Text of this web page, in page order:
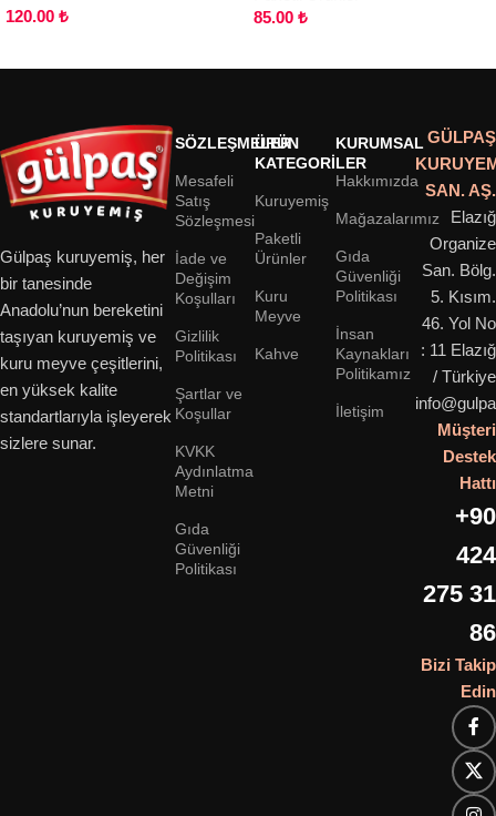
120.00 ₺
85.00 ₺
Gülpaş kuruyemiş, her
bir tanesinde
Anadolu’nun bereketini
taşıyan kuruyemiş ve
kuru meyve çeşitlerini,
en yüksek kalite
standartlarıyla işleyerek
sizlere sunar.
SÖZLEŞMELER
Mesafeli
Satış
Sözleşmesi
İade ve
Değişim
Koşulları
Gizlilik
Politikası
Şartlar ve
Koşullar
KVKK
Aydınlatma
Metni
Gıda
Güvenliği
Politikası
ÜRÜN
KATEGORILER
Kuruyemiş
Paketli
Ürünler
Kuru
Meyve
Kahve
KURUMSAL
Hakkımızda
Mağazalarımız
Gıda
Güvenliği
Politikası
İnsan
Kaynakları
Politikamız
İletişim
GÜLPAŞ
SAN. AŞ.
Elazığ
Organize
San. Bölg.
5. Kısım.
46. Yol No
: 11 Elazığ
/ Türkiye
Müşteri
Destek
Hattı
+90
424
275 31
86
Bizi Takip
Edin